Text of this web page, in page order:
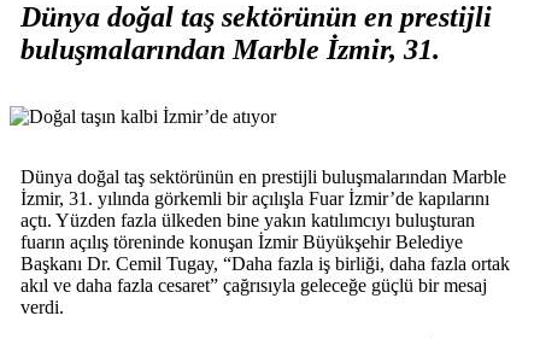
Dünya doğal taş sektörünün en prestijli
buluşmalarından Marble İzmir, 31.
Dünya doğal taş sektörünün en prestijli buluşmalarından Marble
İzmir, 31. yılında görkemli bir açılışla Fuar İzmir’de kapılarını
açtı. Yüzden fazla ülkeden bine yakın katılımcıyı buluşturan
fuarın açılış töreninde konuşan İzmir Büyükşehir Belediye
Başkanı Dr. Cemil Tugay, “Daha fazla iş birliği, daha fazla ortak
akıl ve daha fazla cesaret” çağrısıyla geleceğe güçlü bir mesaj
verdi.